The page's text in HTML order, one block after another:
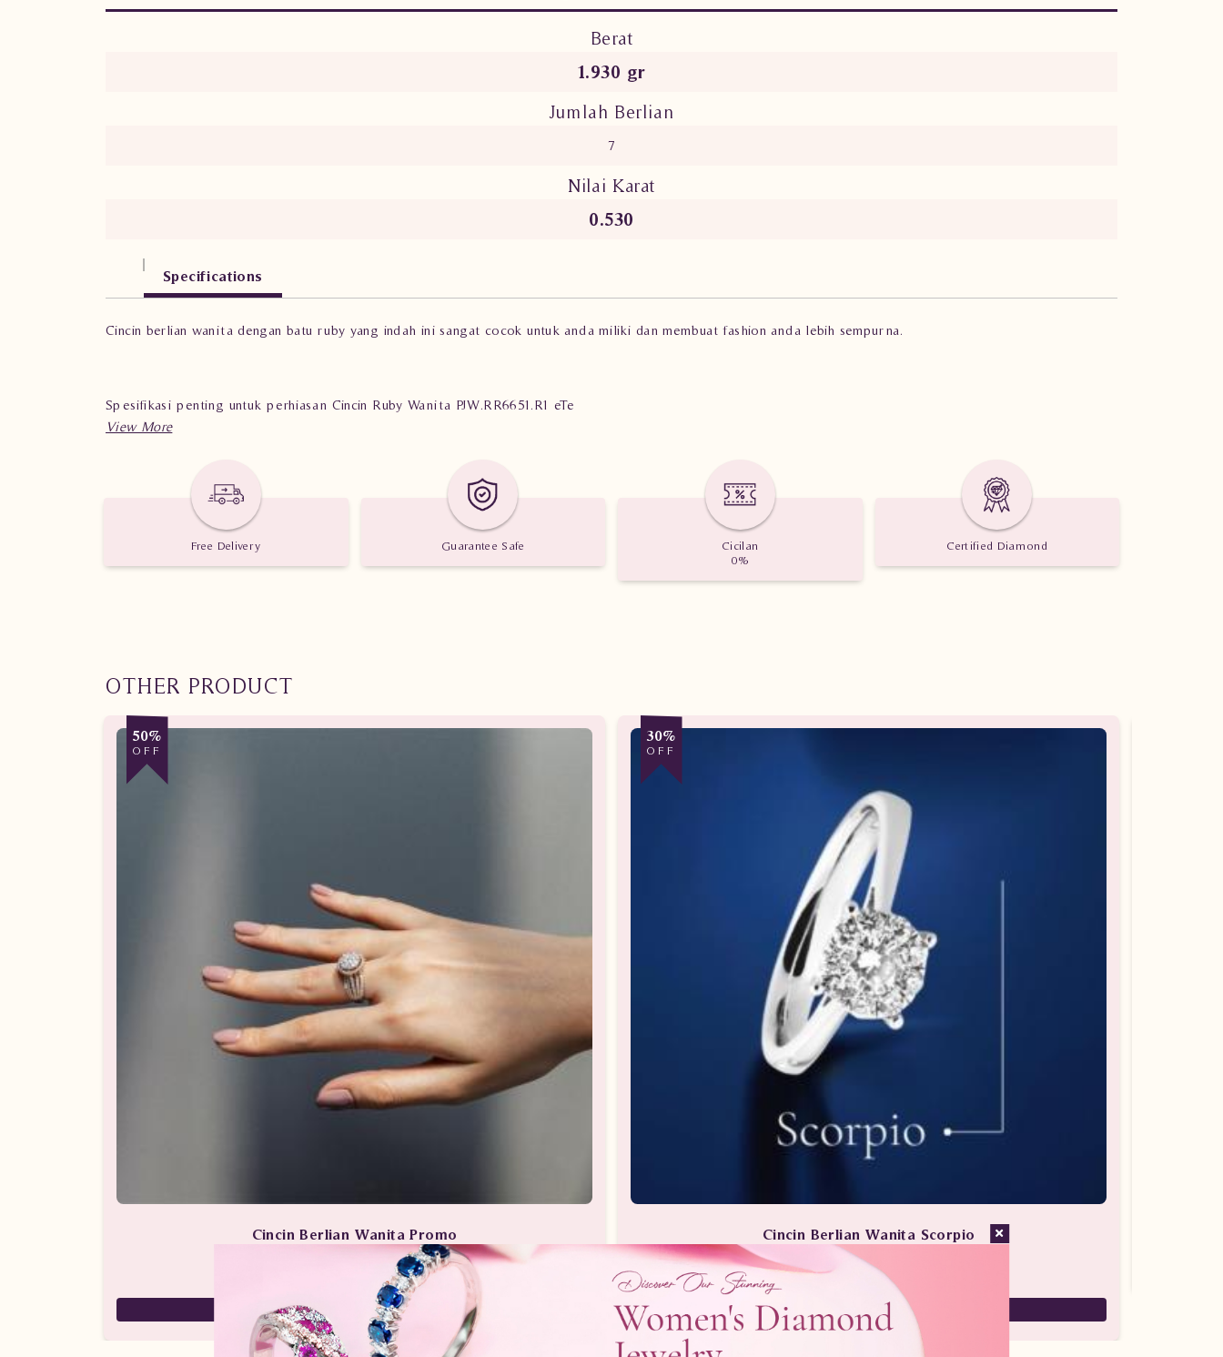
Berat
1.930 gr
Jumlah Berlian
7
Nilai Karat
0.530
Specifications
Cincin berlian wanita dengan batu ruby yang indah ini sangat cocok untuk anda miliki dan membuat fashion anda lebih sempurna.
Spesifikasi penting untuk perhiasan Cincin Ruby Wanita PJW.RR6651.R1 eTe
Nilai karat: 0.530 karat
Free Delivery Guarantee Safe
Cicilan
0%
Certified Diamond
OTHER PRODUCT
50%
OFF
Cincin Berlian Wanita Promo
Perhiasan Berlian / Cincin Berlian
59,000,000
29,500,000
30%
OFF
Cincin Berlian Wanita Scorpio
Perhiasan Berlian / Cincin Berlian
7,880,000
5,516,000